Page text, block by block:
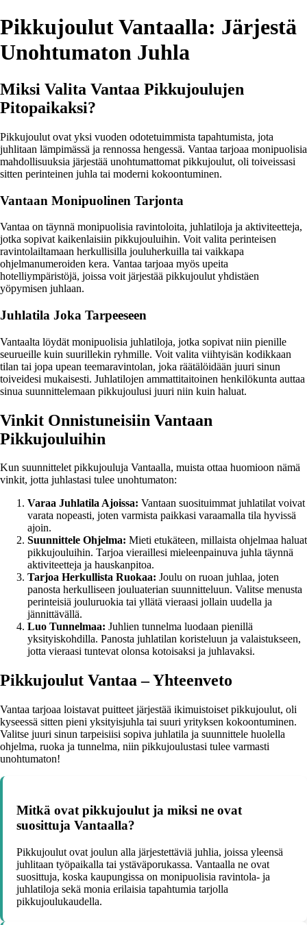
Pikkujoulut Vantaalla: Järjestä
Unohtumaton Juhla
Miksi Valita Vantaa Pikkujoulujen
Pitopaikaksi?
Pikkujoulut ovat yksi vuoden odotetuimmista tapahtumista, jota
juhlitaan lämpimässä ja rennossa hengessä. Vantaa tarjoaa monipuolisia
mahdollisuuksia järjestää unohtumattomat pikkujoulut, oli toiveissasi
sitten perinteinen juhla tai moderni kokoontuminen.
Vantaan Monipuolinen Tarjonta
Vantaa on täynnä monipuolisia ravintoloita, juhlatiloja ja aktiviteetteja,
jotka sopivat kaikenlaisiin pikkujouluihin. Voit valita perinteisen
ravintolailtamaan herkullisilla jouluherkuilla tai vaikkapa
ohjelmanumeroiden kera. Vantaa tarjoaa myös upeita
hotelliympäristöjä, joissa voit järjestää pikkujoulut yhdistäen
yöpymisen juhlaan.
Juhlatila Joka Tarpeeseen
Vantaalta löydät monipuolisia juhlatiloja, jotka sopivat niin pienille
seurueille kuin suurillekin ryhmille. Voit valita viihtyisän kodikkaan
tilan tai jopa upean teemaravintolan, joka räätälöidään juuri sinun
toiveidesi mukaisesti. Juhlatilojen ammattitaitoinen henkilökunta auttaa
sinua suunnittelemaan pikkujoulusi juuri niin kuin haluat.
Vinkit Onnistuneisiin Vantaan
Pikkujouluihin
Kun suunnittelet pikkujouluja Vantaalla, muista ottaa huomioon nämä
vinkit, jotta juhlastasi tulee unohtumaton:
Varaa Juhlatila Ajoissa: Vantaan suosituimmat juhlatilat voivat
varata nopeasti, joten varmista paikkasi varaamalla tila hyvissä
ajoin.
Suunnittele Ohjelma: Mieti etukäteen, millaista ohjelmaa haluat
pikkujouluihin. Tarjoa vieraillesi mieleenpainuva juhla täynnä
aktiviteetteja ja hauskanpitoa.
Tarjoa Herkullista Ruokaa: Joulu on ruoan juhlaa, joten
panosta herkulliseen jouluaterian suunnitteluun. Valitse menusta
perinteisiä jouluruokia tai yllätä vieraasi jollain uudella ja
jännittävällä.
Luo Tunnelmaa: Juhlien tunnelma luodaan pienillä
yksityiskohdilla. Panosta juhlatilan koristeluun ja valaistukseen,
jotta vieraasi tuntevat olonsa kotoisaksi ja juhlavaksi.
Pikkujoulut Vantaa – Yhteenveto
Vantaa tarjoaa loistavat puitteet järjestää ikimuistoiset pikkujoulut, oli
kyseessä sitten pieni yksityisjuhla tai suuri yrityksen kokoontuminen.
Valitse juuri sinun tarpeisiisi sopiva juhlatila ja suunnittele huolella
ohjelma, ruoka ja tunnelma, niin pikkujoulustasi tulee varmasti
unohtumaton!
Mitkä ovat pikkujoulut ja miksi ne ovat
suosittuja Vantaalla?
Pikkujoulut ovat joulun alla järjestettäviä juhlia, joissa yleensä
juhlitaan työpaikalla tai ystäväporukassa. Vantaalla ne ovat
suosittuja, koska kaupungissa on monipuolisia ravintola- ja
juhlatiloja sekä monia erilaisia tapahtumia tarjolla
pikkujoulukaudella.